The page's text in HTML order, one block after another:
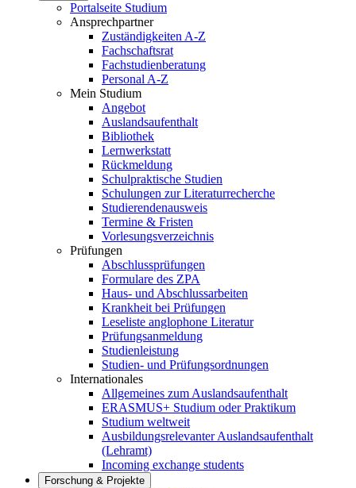
Portalseite Studium
Ansprechpartner
Zuständigkeiten A-Z
Fachschaftsrat
Fachstudienberatung
Personal A-Z
Mein Studium
Angebot
Auslandsaufenthalt
Bibliothek
Lernwerkstatt
Rückmeldung
Schulpraktische Studien
Schulungen zur Literaturrecherche
Studierendenausweis
Termine & Fristen
Vorlesungsverzeichnis
Prüfungen
Abschlussprüfungen
Formulare des ZPA
Haus- und Abschlussarbeiten
Krankheit bei Prüfungen
Leseliste anglophone Literatur
Prüfungsanmeldung
Studienleistung
Studien- und Prüfungsordnungen
Internationales
Allgemeines zum Auslandsaufenthalt
ERASMUS+ Studium oder Praktikum
Studium weltweit
Ausbildungsrelevanter Auslandsaufenthalt
(Lehramt)
Incoming exchange students
Forschung & Projekte